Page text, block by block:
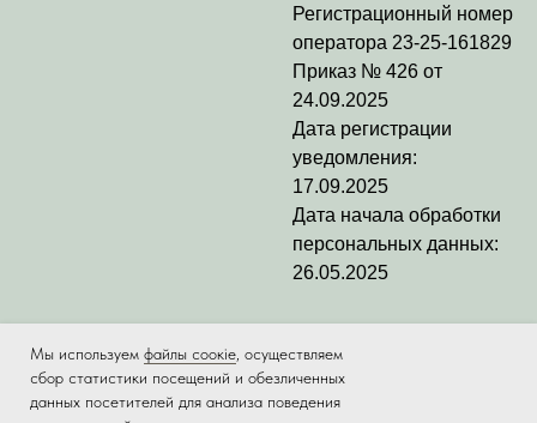
Мы используем файлы соокіе , осуществляем
сбор статистики посещений и обезличенных
данных посетителей для анализа поведения
Регистрационный номер
оператора 23-25-161829
Приказ № 426 от
24.09.2025
Дата регистрации
уведомления:
17.09.2025
Дата начала обработки
персональных данных:
26.05.2025